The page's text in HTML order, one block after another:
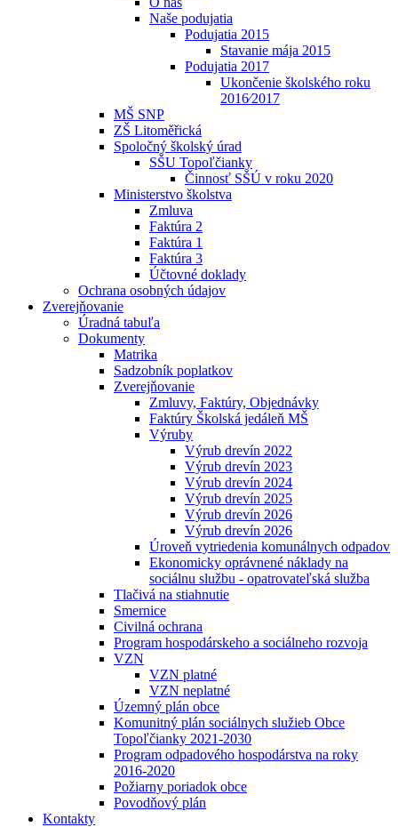
Naše podujatia
Podujatia 2015
Stavanie mája 2015
Podujatia 2017
Ukončenie školského roku
2016⁄2017
MŠ SNP
ZŠ Litoměřická
Spoločný školský úrad
SŠU Topoľčianky
Činnosť SŠÚ v roku 2020
Ministerstvo školstva
Zmluva
Faktúra 2
Faktúra 1
Faktúra 3
Účtovné doklady
Ochrana osobných údajov
Zverejňovanie
Úradná tabuľa
Dokumenty
Matrika
Sadzobník poplatkov
Zverejňovanie
Zmluvy, Faktúry, Objednávky
Faktúry Školská jedáleň MŠ
Výruby
Výrub drevín 2022
Výrub drevín 2023
Výrub drevín 2024
Výrub drevín 2025
Výrub drevín 2026
Výrub drevín 2026
Úroveň vytriedenia komunálnych odpadov
Ekonomicky oprávnené náklady na
sociálnu službu - opatrovateľská služba
Tlačivá na stiahnutie
Smernice
Civilná ochrana
Program hospodárskeho a sociálneho rozvoja
VZN
VZN platné
VZN neplatné
Územný plán obce
Komunitný plán sociálnych služieb Obce
Topoľčianky 2021-2030
Program odpadového hospodárstva na roky
2016-2020
Požiarny poriadok obce
Povodňový plán
Kontakty